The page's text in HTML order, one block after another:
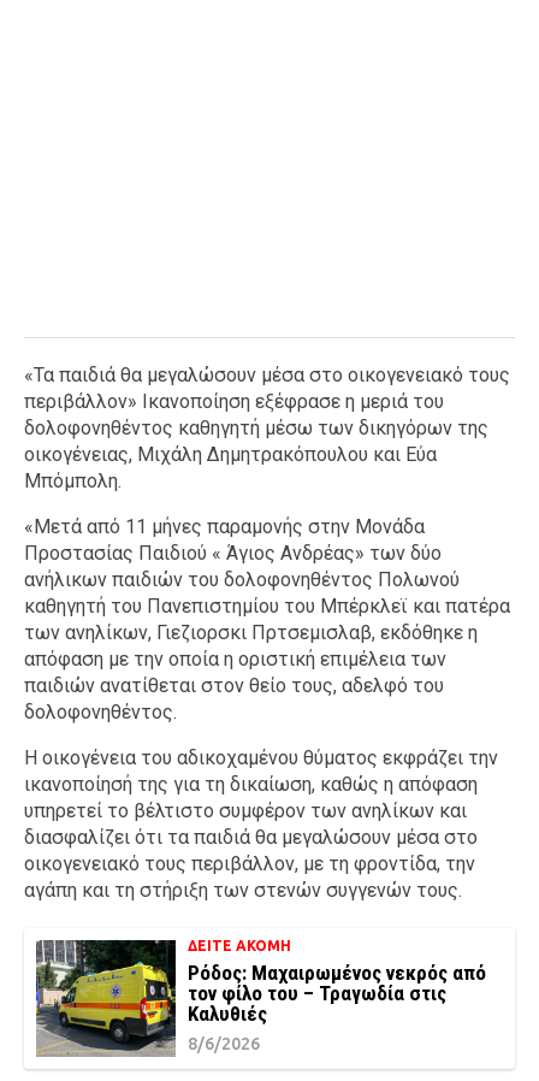
«Τα παιδιά θα μεγαλώσουν μέσα στο οικογενειακό τους
περιβάλλον» Ικανοποίηση εξέφρασε η μεριά του
δολοφονηθέντος καθηγητή μέσω των δικηγόρων της
οικογένειας, Μιχάλη Δημητρακόπουλου και Εύα
Μπόμπολη.
«Μετά από 11 μήνες παραμονής στην Μονάδα
Προστασίας Παιδιού « Άγιος Ανδρέας» των δύο
ανήλικων παιδιών του δολοφονηθέντος Πολωνού
καθηγητή του Πανεπιστημίου του Μπέρκλεϊ και πατέρα
των ανηλίκων, Γιεζιορσκι Πρτσεμισλαβ, εκδόθηκε η
απόφαση με την οποία η οριστική επιμέλεια των
παιδιών ανατίθεται στον θείο τους, αδελφό του
δολοφονηθέντος.
Η οικογένεια του αδικοχαμένου θύματος εκφράζει την
ικανοποίησή της για τη δικαίωση, καθώς η απόφαση
υπηρετεί το βέλτιστο συμφέρον των ανηλίκων και
διασφαλίζει ότι τα παιδιά θα μεγαλώσουν μέσα στο
οικογενειακό τους περιβάλλον, με τη φροντίδα, την
αγάπη και τη στήριξη των στενών συγγενών τους.
ΔΕΙΤΕ ΑΚΟΜΗ
Ρόδος: Μαχαιρωμένος νεκρός από
τον φίλο του – Τραγωδία στις
Καλυθιές
8/6/2026